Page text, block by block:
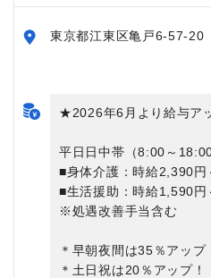
東京都江東区亀戸6-57-
★2026年6月より給与ア
平日日中帯（8:00～18:00
■身体介護：時給2,390円
■生活援助：時給1,590円
※処遇改善手当含む
＊早朝夜間は35％アップ
＊土日祝は20％アップ！